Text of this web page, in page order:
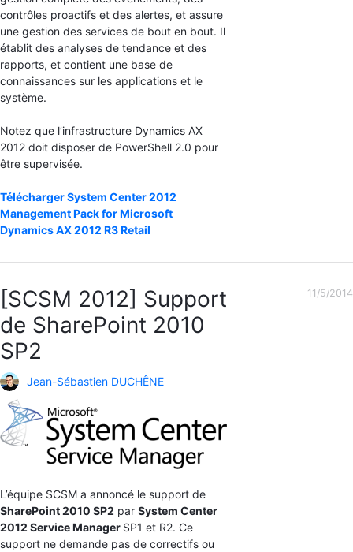
contrôles proactifs et des alertes, et assure
une gestion des services de bout en bout. Il
établit des analyses de tendance et des
rapports, et contient une base de
connaissances sur les applications et le
système.
Notez que l’infrastructure Dynamics AX
2012 doit disposer de PowerShell 2.0 pour
être supervisée.
Télécharger System Center 2012
Management Pack for Microsoft
Dynamics AX 2012 R3 Retail
[SCSM 2012] Support
de SharePoint 2010
SP2
Jean-Sébastien DUCHÊNE
L’équipe SCSM a annoncé le support de
SharePoint 2010 SP2 par System Center
2012 Service Manager SP1 et R2. Ce
support ne demande pas de correctifs ou
11/5/2014